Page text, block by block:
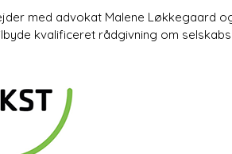
med advokat Malene Løkkegaard
kvalificeret rådgivning om